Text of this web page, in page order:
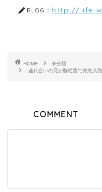
BLOG： http://life-
HOME
未分類
連れ合いの兄が脳梗塞で救急入
COMMENT